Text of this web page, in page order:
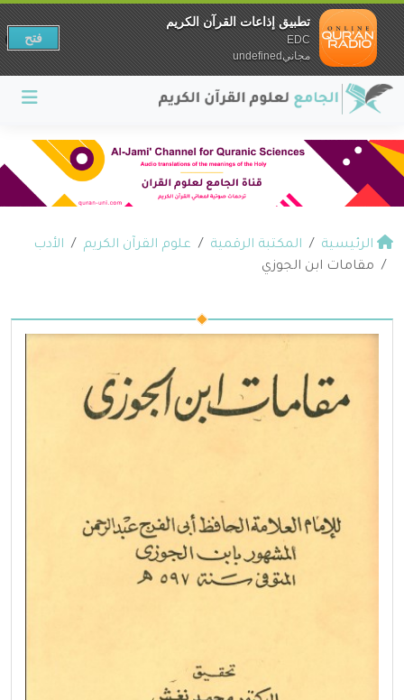
الرئيسية المكتبة الرقمية علوم القرآن الكريم
الأدب
مقامات ابن الجوزي
تطبيق إذاعات القرآن الكريم
EDC
مجانيundefined
فتح